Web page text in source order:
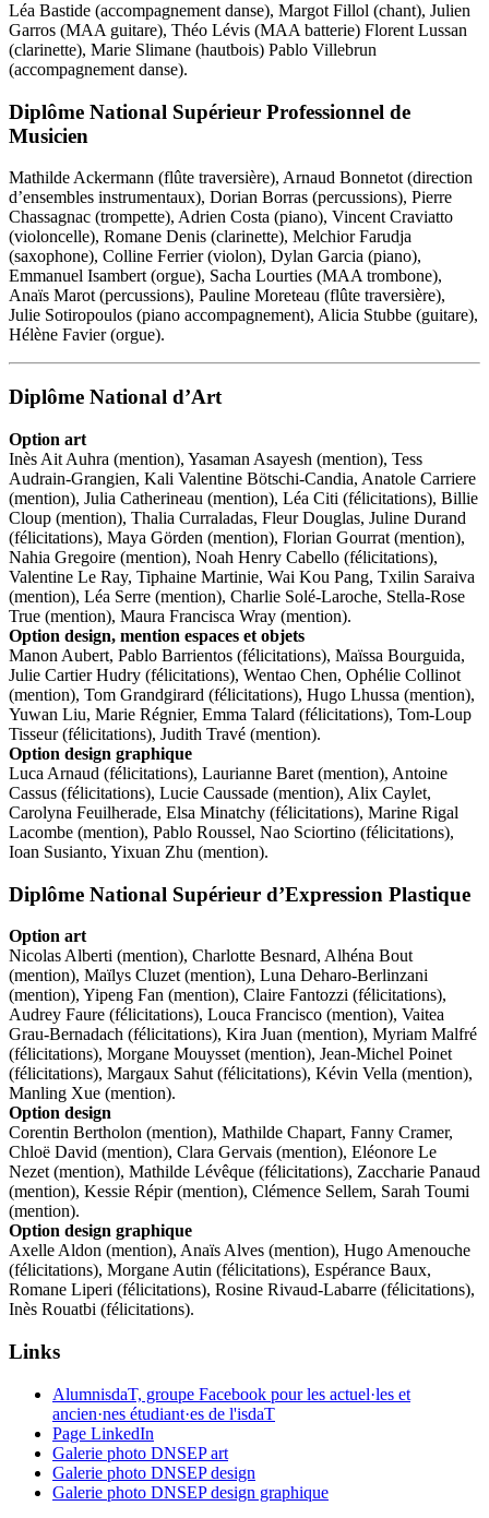
Léa Bastide (accompagnement danse), Margot Fillol (chant), Julien
Garros (MAA guitare), Théo Lévis (MAA batterie) Florent Lussan
(clarinette), Marie Slimane (hautbois) Pablo Villebrun
(accompagnement danse).
Diplôme National Supérieur Professionnel de
Musicien
Mathilde Ackermann (flûte traversière), Arnaud Bonnetot (direction
d’ensembles instrumentaux), Dorian Borras (percussions), Pierre
Chassagnac (trompette), Adrien Costa (piano), Vincent Craviatto
(violoncelle), Romane Denis (clarinette), Melchior Farudja
(saxophone), Colline Ferrier (violon), Dylan Garcia (piano),
Emmanuel Isambert (orgue), Sacha Lourties (MAA trombone),
Anaïs Marot (percussions), Pauline Moreteau (flûte traversière),
Julie Sotiropoulos (piano accompagnement), Alicia Stubbe (guitare),
Hélène Favier (orgue).
Diplôme National d’Art
Option art
Inès Ait Auhra (mention), Yasaman Asayesh (mention), Tess
Audrain-Grangien, Kali Valentine Bötschi-Candia, Anatole Carriere
(mention), Julia Catherineau (mention), Léa Citi (félicitations), Billie
Cloup (mention), Thalia Curraladas, Fleur Douglas, Juline Durand
(félicitations), Maya Görden (mention), Florian Gourrat (mention),
Nahia Gregoire (mention), Noah Henry Cabello (félicitations),
Valentine Le Ray, Tiphaine Martinie, Wai Kou Pang, Txilin Saraiva
(mention), Léa Serre (mention), Charlie Solé-Laroche, Stella-Rose
True (mention), Maura Francisca Wray (mention).
Option design, mention espaces et objets
Manon Aubert, Pablo Barrientos (félicitations), Maïssa Bourguida,
Julie Cartier Hudry (félicitations), Wentao Chen, Ophélie Collinot
(mention), Tom Grandgirard (félicitations), Hugo Lhussa (mention),
Yuwan Liu, Marie Régnier, Emma Talard (félicitations), Tom-Loup
Tisseur (félicitations), Judith Travé (mention).
Option design graphique
Luca Arnaud (félicitations), Laurianne Baret (mention), Antoine
Cassus (félicitations), Lucie Caussade (mention), Alix Caylet,
Carolyna Feuilherade, Elsa Minatchy (félicitations), Marine Rigal
Lacombe (mention), Pablo Roussel, Nao Sciortino (félicitations),
Ioan Susianto, Yixuan Zhu (mention).
Diplôme National Supérieur d’Expression Plastique
Option art
Nicolas Alberti (mention), Charlotte Besnard, Alhéna Bout
(mention), Maïlys Cluzet (mention), Luna Deharo-Berlinzani
(mention), Yipeng Fan (mention), Claire Fantozzi (félicitations),
Audrey Faure (félicitations), Louca Francisco (mention), Vaitea
Grau-Bernadach (félicitations), Kira Juan (mention), Myriam Malfré
(félicitations), Morgane Mouysset (mention), Jean-Michel Poinet
(félicitations), Margaux Sahut (félicitations), Kévin Vella (mention),
Manling Xue (mention).
Option design
Corentin Bertholon (mention), Mathilde Chapart, Fanny Cramer,
Chloë David (mention), Clara Gervais (mention), Eléonore Le
Nezet (mention), Mathilde Lévêque (félicitations), Zaccharie Panaud
(mention), Kessie Répir (mention), Clémence Sellem, Sarah Toumi
(mention).
Option design graphique
Axelle Aldon (mention), Anaïs Alves (mention), Hugo Amenouche
(félicitations), Morgane Autin (félicitations), Espérance Baux,
Romane Liperi (félicitations), Rosine Rivaud-Labarre (félicitations),
Inès Rouatbi (félicitations).
Links
AlumnisdaT, groupe Facebook pour les actuel·les et
ancien·nes étudiant·es de l'isdaT
Page LinkedIn
Galerie photo DNSEP art
Galerie photo DNSEP design
Galerie photo DNSEP design graphique